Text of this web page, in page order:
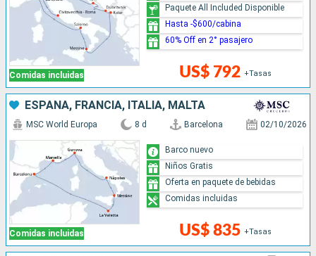
Comidas incluidas US$ 792 +Tasas
Paquete All Included Disponible
Hasta -$600/cabina
60% Off en 2° pasajero
ESPAÑA, FRANCIA, ITALIA, MALTA
Comidas incluidas
MSC World Europa 8 d Barcelona 02/10/2026
US$ 835 +Tasas
Barco nuevo
Niños Gratis
Oferta en paquete de bebidas
Comidas incluidas